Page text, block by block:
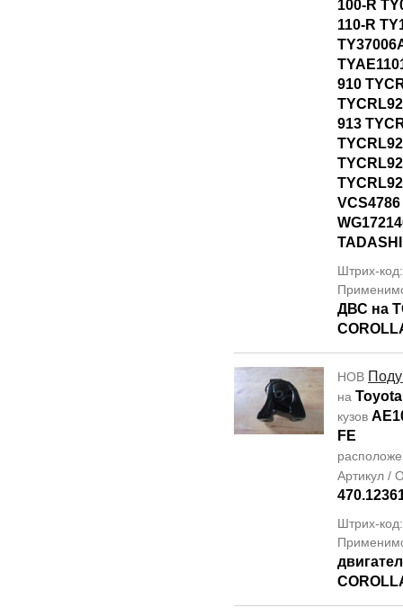
100-R
110-R
910
913
TADASHI
Штрих-
ДВС на
НОВ
на
кузов
FE
Артикул /
Штрих-